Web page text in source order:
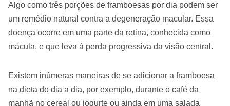
Algo como três porções de framboesas por dia podem ser
um remédio natural contra a degeneração macular. Essa
doença ocorre em uma parte da retina, conhecida como
mácula, e que leva à perda progressiva da visão central.
Existem inúmeras maneiras de se adicionar a framboesa
na dieta do dia a dia, por exemplo, durante o café da
manhã no cereal ou iogurte ou ainda em uma salada